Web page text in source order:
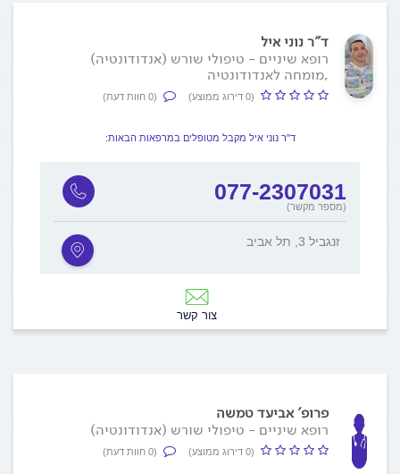
ד"ר נוני איל
רופא שיניים - טיפולי שורש (אנדודונטיה)
,מומחה לאנדודונטיה
(0 דירוג ממוצע) (0 חוות דעת)
ד"ר נוני איל מקבל מטופלים במרפאות הבאות:
077-2307031
(מספר מקשר)
זנגביל 3, תל אביב
צור קשר
פרופ' אביעד טמשה
רופא שיניים - טיפולי שורש (אנדודונטיה)
(0 דירוג ממוצע) (0 חוות דעת)